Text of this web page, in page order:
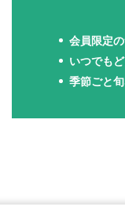
会員限定
いつでも
季節ごと